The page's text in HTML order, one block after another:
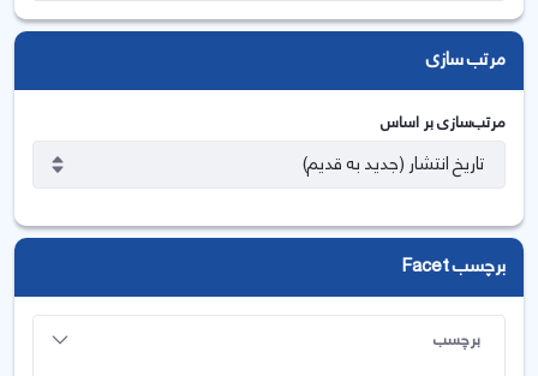
مرتب سازی
مرتب‌سازی بر اساس
برچسب Facet
برچسب